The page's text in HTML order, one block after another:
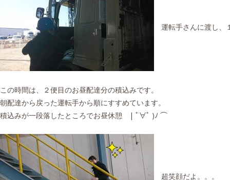
運転手さんに渡し、
この時間は、２便目のお昼配達分の積込みです。
朝配達から戻った運転手から順にすすめています。
積込みが一段落したところでお昼休憩 | ﾟ∀ﾟ )ﾉ ⌒
超笑顔だよ。。。